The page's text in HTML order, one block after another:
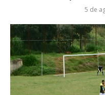
5 de